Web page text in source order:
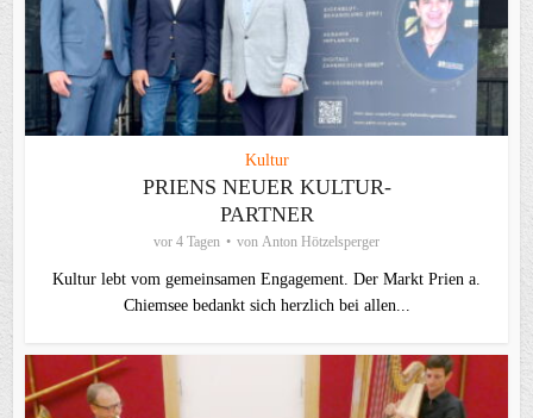
Kultur
PRIENS NEUER KULTUR-
PARTNER
vor 4 Tagen von Anton Hötzelsperger
Kultur lebt vom gemeinsamen Engagement. Der Markt Prien a.
Chiemsee bedankt sich herzlich bei allen...